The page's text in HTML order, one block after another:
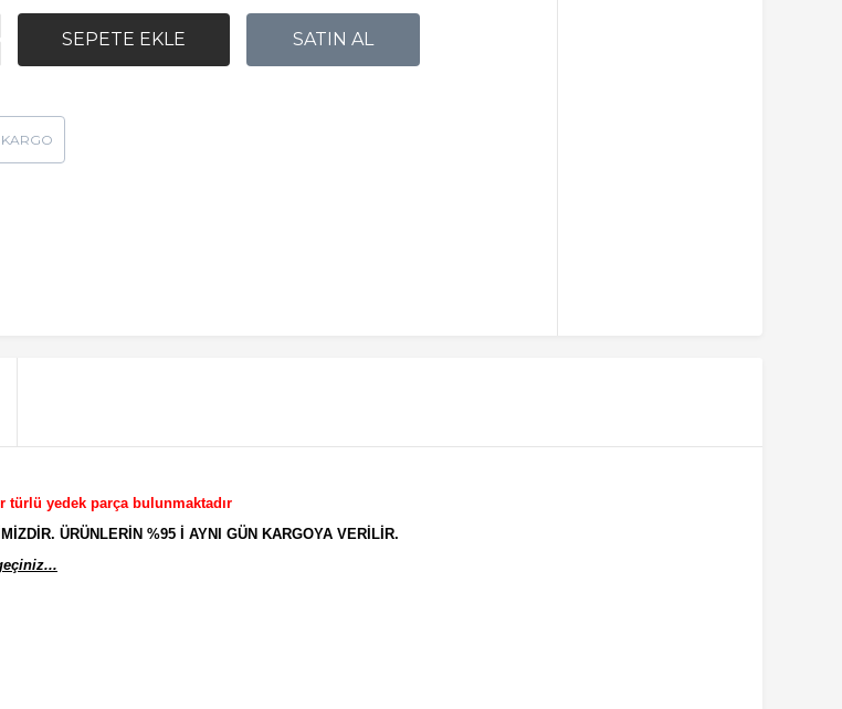
türlü yedek parça bulunmaktadır
ÜRÜNLERİN %95 İ AYNI GÜN KARGOYA VERİLİR.